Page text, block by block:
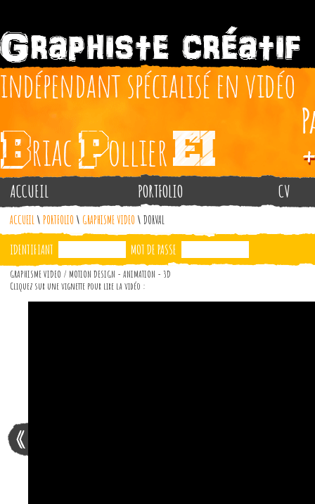
ACCUEIL PORTFOLIO CV
ACCUEIL \ PORTFOLIO \ GRAPHISME VIDEO \ DORVAL
IDENTIFIANT MOT DE PASSE
GRAPHISME VIDEO / MOTION DESIGN - ANIMATION - 3D
Cliquez sur une vignette pour lire la vidéo :